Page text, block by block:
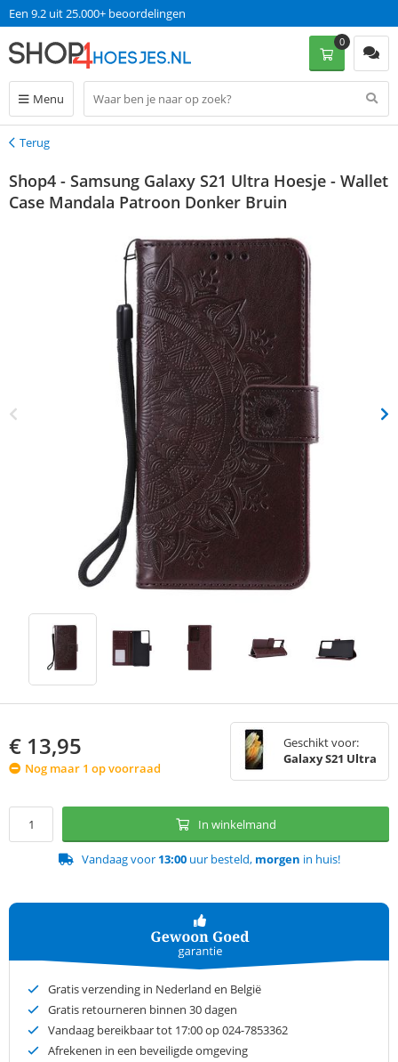
Een 9.2 uit 25.000+ beoordelingen
Menu
0
Terug
Terug
Shop4 - Samsung Galaxy S21 Ultra Hoesje - Wallet
Case Mandala Patroon Donker Bruin
€ 13,95
Nog maar 1 op voorraad
Geschikt voor:
Galaxy S21 Ultra
In winkelmand
Vandaag voor 13:00uur besteld, morgen in huis!
Gratis verzending in Nederland en België
Gratis retourneren binnen 30 dagen
Vandaag bereikbaar tot 17:00 op 024-7853362
Afrekenen in een beveiligde omgeving